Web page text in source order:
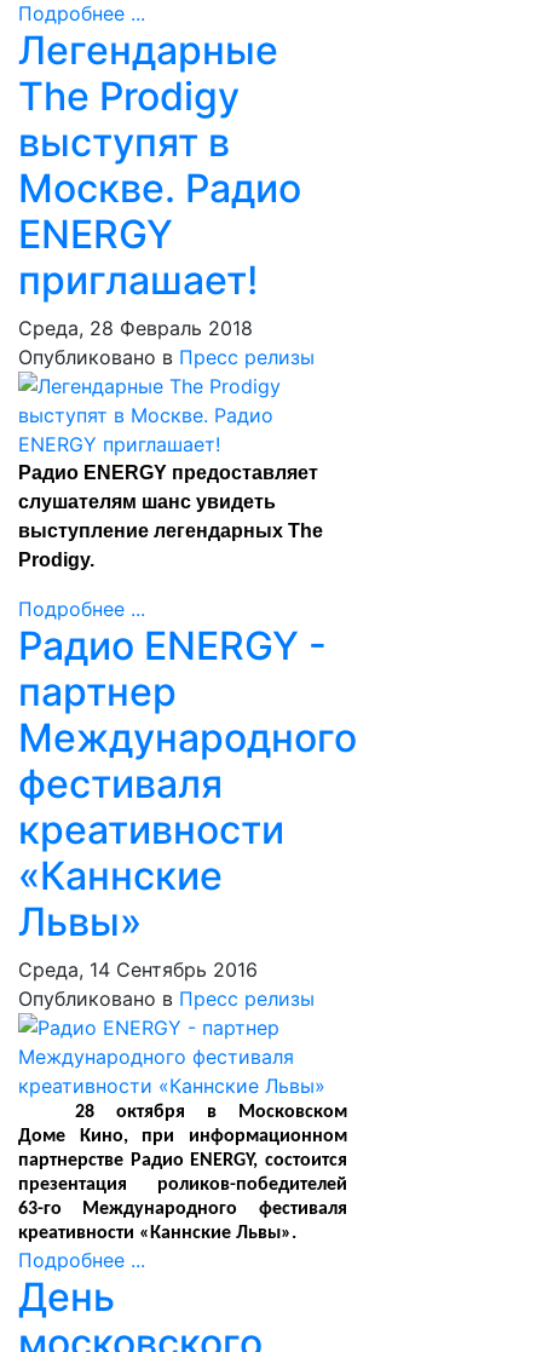
Подробнее ...
Легендарные
The Prodigy
выступят в
Москве. Радио
ENERGY
приглашает!
Среда, 28 Февраль 2018
Опубликовано в Пресс релизы
Радио ENERGY предоставляет
слушателям шанс увидеть
выступление легендарных The
Prodigy.
Подробнее ...
Радио ENERGY -
партнер
Международного
фестиваля
креативности
«Каннские
Львы»
Среда, 14 Сентябрь 2016
Опубликовано в Пресс релизы
28 октября в Московском
Доме Кино, при информационном
партнерстве Радио ENERGY, состоится
презентация роликов-победителей
63-го Международного фестиваля
креативности «Каннские Львы».
Подробнее ...
День